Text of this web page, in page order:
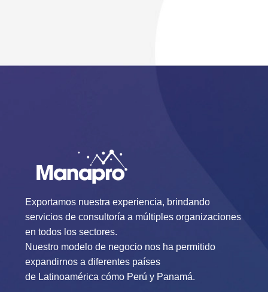
Exportamos nuestra experiencia, brindando
servicios de consultoría a múltiples organizaciones
en todos los sectores.
Nuestro modelo de negocio nos ha permitido
expandirnos a diferentes países
de Latinoamérica cómo Perú y Panamá.